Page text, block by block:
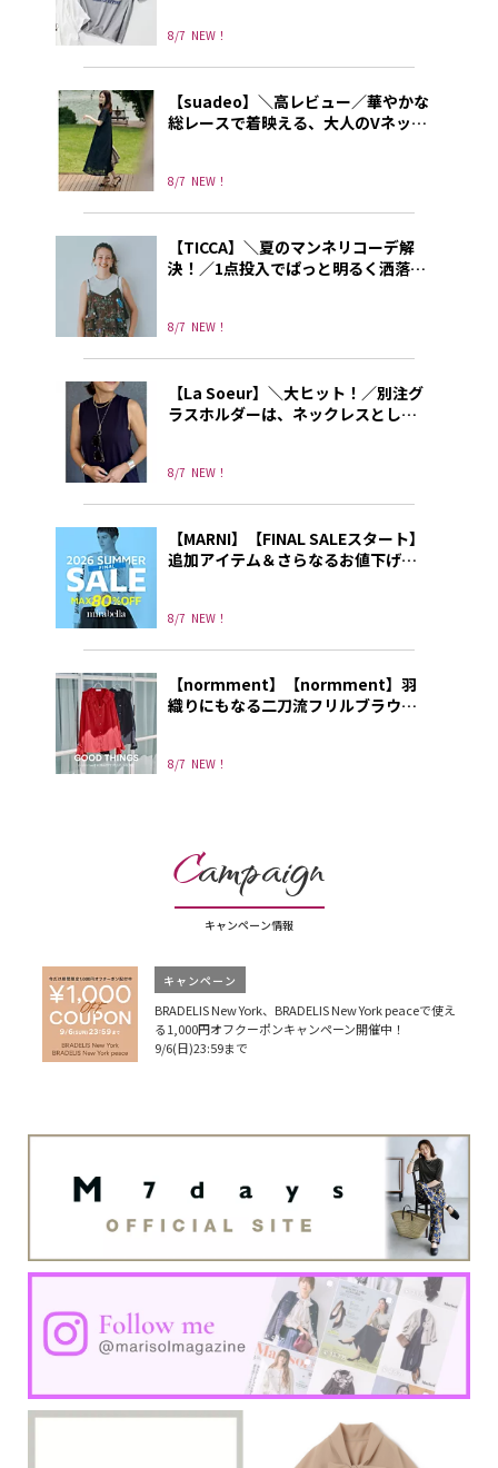
8/7 NEW！
8/7 NEW！
【suadeo】＼高レビュー／華やかな
総レースで着映える、大人のVネック
8/7 NEW！
【TICCA】＼夏のマンネリコーデ解
決！／1点投入でぱっと明るく洒落て
8/7 NEW！
【La Soeur】＼大ヒット！／別注グ
ラスホルダーは、ネックレスとして
8/7 NEW！
【MARNI】【FINAL SALEスタート】
追加アイテム＆さらなるお値下げ
8/7 NEW！
【normment】【normment】羽
織りにもなる二刀流フリルブラウス
Campaign
キャンペーン情報
キャンペーン
BRADELIS New York、BRADELIS New York peaceで使え
る1,000円オフクーポンキャンペーン開催中！
9/6(日)23:59まで